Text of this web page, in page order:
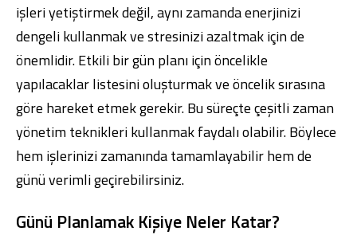
işleri yetiştirmek değil, aynı zamanda enerjinizi
dengeli kullanmak ve stresinizi azaltmak için de
önemlidir. Etkili bir gün planı için öncelikle
yapılacaklar listesini oluşturmak ve öncelik sırasına
göre hareket etmek gerekir. Bu süreçte çeşitli zaman
yönetim teknikleri kullanmak faydalı olabilir. Böylece
hem işlerinizi zamanında tamamlayabilir hem de
günü verimli geçirebilirsiniz.
Günü Planlamak Kişiye Neler Katar?